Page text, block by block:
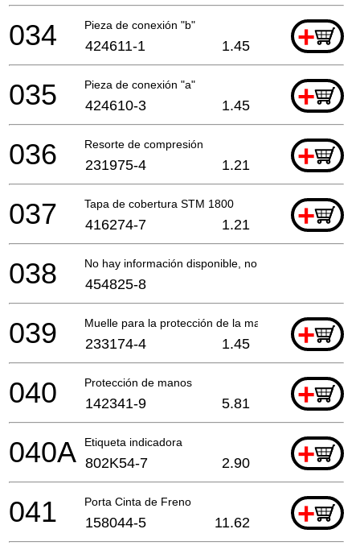
Pieza de conexión "b" +
034 424611-1 1.45
Pieza de conexión "a" +
035 424610-3 1.45
Resorte de compresión +
036 231975-4 1.21
Tapa de cobertura STM 1800 +
037 416274-7 1.21
No hay información disponible, no se puede pedir
038 454825-8
Muelle para la protección de la mano +
039 233174-4 1.45
Protección de manos +
040 142341-9 5.81
Etiqueta indicadora +
040A 802K54-7 2.90
Porta Cinta de Freno +
041 158044-5 11.62